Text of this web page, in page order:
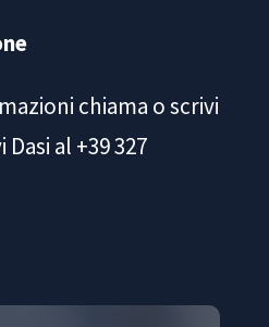
chiama o scrivi
al +39 327